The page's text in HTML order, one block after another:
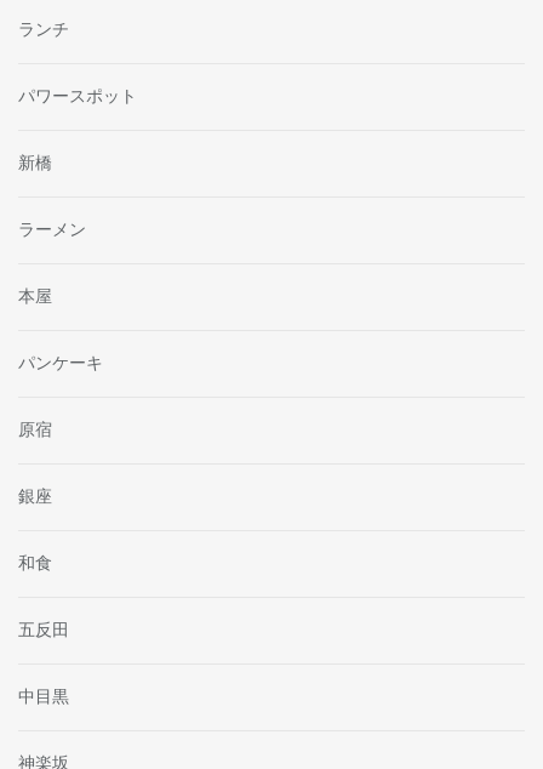
ランチ
パワースポット
新橋
ラーメン
本屋
パンケーキ
原宿
銀座
和食
五反田
中目黒
神楽坂